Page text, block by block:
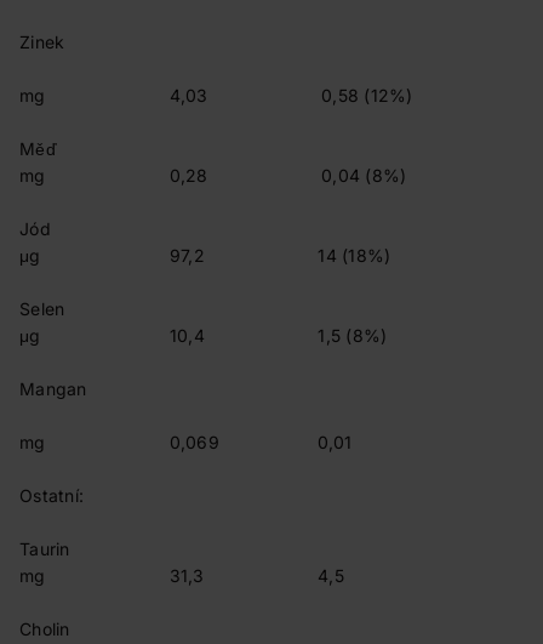
Zinek
mg 4,03 0,58 (12%)
Měď
mg 0,28 0,04 (8%)
μg 97,2 14 (18%)
Selen
μg 10,4 1,5 (8%)
Mangan
mg 0,069 0,01
Ostatní:
Taurin
mg 31,3 4,5
Cholin